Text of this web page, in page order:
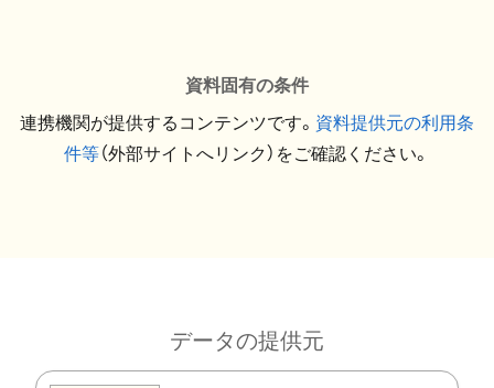
資料固有の条件
連携機関が提供するコンテンツです。 資料提供元の利用条
件等（外部サイトへリンク）をご確認ください。
データの提供元